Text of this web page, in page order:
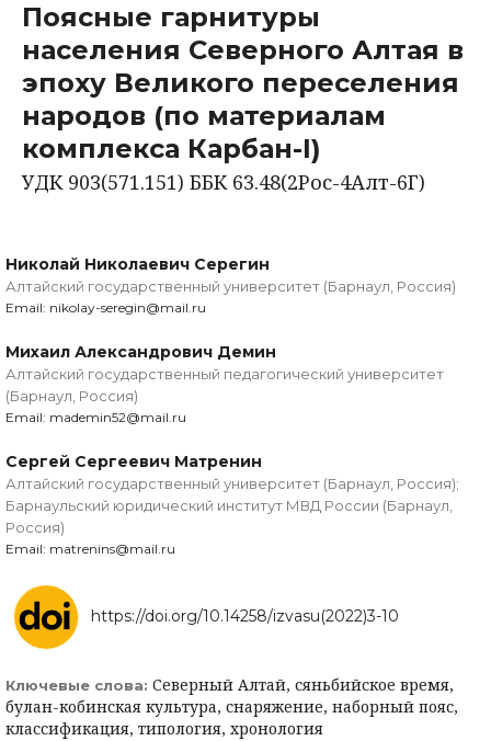
Поясные гарнитуры
населения Северного Алтая в
эпоху Великого переселения
народов (по материалам
комплекса Карбан-I)
УДК 903(571.151) ББК 63.48(2Рос-4Алт-6Г)
Николай Николаевич Серегин
Алтайский государственный университет (Барнаул, Россия)
Email: nikolay-seregin@mail.ru
Михаил Александрович Демин
Алтайский государственный педагогический университет
(Барнаул, Россия)
Email: mademin52@mail.ru
Сергей Сергеевич Матренин
Алтайский государственный университет (Барнаул, Россия);
Барнаульский юридический институт МВД России (Барнаул,
Россия)
Email: matrenins@mail.ru
https://doi.org/10.14258/izvasu(2022)3-10
Ключевые слова: Северный Алтай, сяньбийское время,
булан-кобинская культура, снаряжение, наборный пояс,
классификация, типология, хронология